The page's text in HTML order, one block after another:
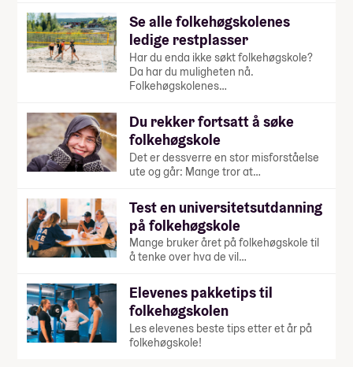
Se alle folkehøgskolenes
ledige restplasser
Har du enda ikke søkt folkehøgskole?
Da har du muligheten nå.
Folkehøgskolenes…
Du rekker fortsatt å søke
folkehøgskole
Det er dessverre en stor misforståelse
ute og går: Mange tror at…
Test en universitetsutdanning
på folkehøgskole
Mange bruker året på folkehøgskole til
å tenke over hva de vil…
Elevenes pakketips til
folkehøgskolen
Les elevenes beste tips etter et år på
folkehøgskole!